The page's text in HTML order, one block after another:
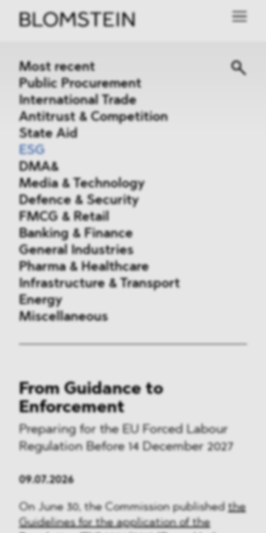
Most recent
Public Procurement
International Trade
Antitrust & Competition
State Aid
ESG
DMA&
Media & Technology
Defence & Security
FMCG & Retail
Banking & Finance
General Industries
Pharma & Healthcare
Infrastructure & Transport
Energy
Miscellaneous
International Trade
Antitrust & Competition
State Aid
ESG
DMA&
From Guidance to
Enforcement
Preparing for the EU Forced Labour
Regulation Before 14 December 2027
09.07.2026
On June 30, the Commission published the
Guidelines for the application of the